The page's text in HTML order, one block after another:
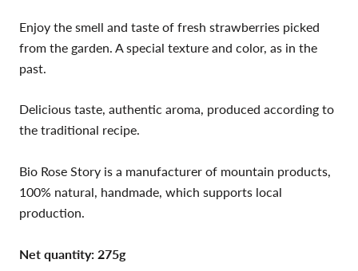
Enjoy the smell and taste of fresh strawberries picked
from the garden. A special texture and color, as in the
past.
Delicious taste, authentic aroma, produced according to
the traditional recipe.
Bio Rose Story is a manufacturer of mountain products,
100% natural, handmade, which supports local
production.
Net quantity: 275g